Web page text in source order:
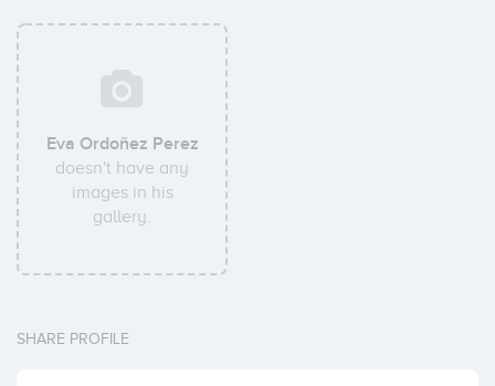
Eva Ordoñez Perez
doesn't have any
images in his
gallery.
SHARE PROFILE